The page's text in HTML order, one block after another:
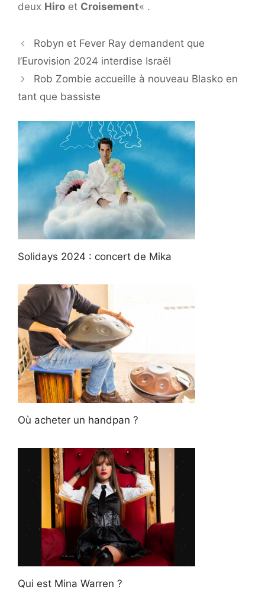
deux Hiro et Croisement« .
Robyn et Fever Ray demandent que
l’Eurovision 2024 interdise Israël
Rob Zombie accueille à nouveau Blasko en
tant que bassiste
Solidays 2024 : concert de Mika
Où acheter un handpan ?
Qui est Mina Warren ?